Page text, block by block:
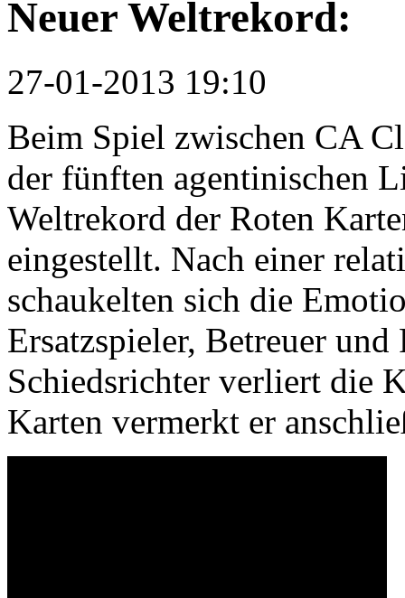
Neuer
27-01-2013 19:10
Beim Spiel zwischen CA
der fünften agentinischen
Weltrekord der Roten
eingestellt. Nach einer
schaukelten sich die
Ersatzspieler, Betreuer
Schiedsrichter verliert die
Karten vermerkt er